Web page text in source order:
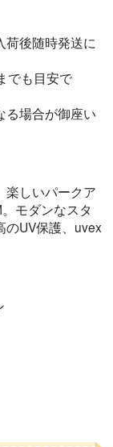
荷後随時発送に
でも目安で
る場合が御座い
楽しいパークア
モダンなスタ
のUV保護、uvex